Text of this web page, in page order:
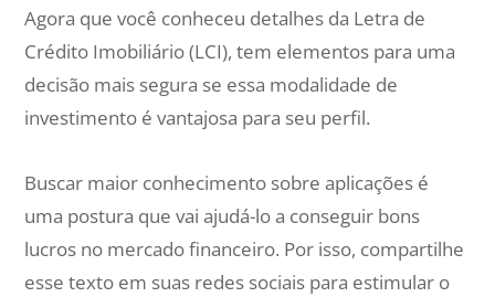
Agora que você conheceu detalhes da Letra de
Crédito Imobiliário (LCI), tem elementos para uma
decisão mais segura se essa modalidade de
investimento é vantajosa para seu perfil.
Buscar maior conhecimento sobre aplicações é
uma postura que vai ajudá-lo a conseguir bons
lucros no mercado financeiro. Por isso, compartilhe
esse texto em suas redes sociais para estimular o